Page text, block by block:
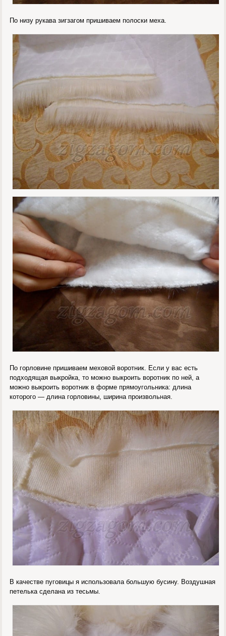
По низу рукава зигзагом пришиваем полоски меха.
По горловине пришиваем меховой воротник. Если у вас есть
подходящая выкройка, то можно выкроить воротник по ней, а
можно выкроить воротник в форме прямоугольника: длина
которого — длина горловины, ширина произвольная.
В качестве пуговицы я использовала большую бусину. Воздушная
петелька сделана из тесьмы.